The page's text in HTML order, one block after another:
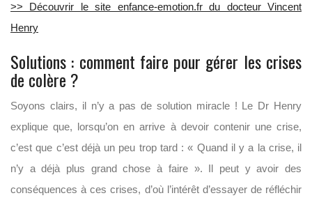
>> Découvrir le site enfance-emotion.fr du docteur Vincent
Henry
Solutions : comment faire pour gérer les crises
de colère ?
Soyons clairs, il n’y a pas de solution miracle ! Le Dr Henry
explique que, lorsqu’on en arrive à devoir contenir une crise,
c’est que c’est déjà un peu trop tard : « Quand il y a la crise, il
n’y a déjà plus grand chose à faire ». Il peut y avoir des
conséquences à ces crises, d’où l’intérêt d’essayer de réfléchir